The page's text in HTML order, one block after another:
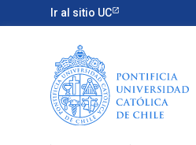
Ir al sitio UC